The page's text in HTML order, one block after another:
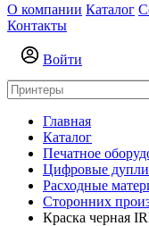
О компании Каталог
Контакты
Войти
Главная
Каталог
Печатное
Цифровые
Расходные
Сторонних
Краска черная